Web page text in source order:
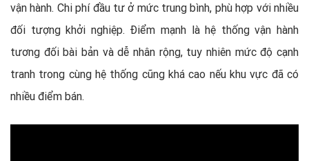
vận hành. Chi phí đầu tư ở mức trung bình, phù hợp với nhiều
đối tượng khởi nghiệp. Điểm mạnh là hệ thống vận hành
tương đối bài bản và dễ nhân rộng, tuy nhiên mức độ cạnh
tranh trong cùng hệ thống cũng khá cao nếu khu vực đã có
nhiều điểm bán.